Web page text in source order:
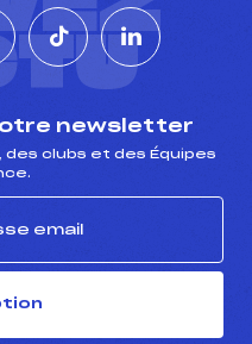
newsletter
des clubs et des Équipes